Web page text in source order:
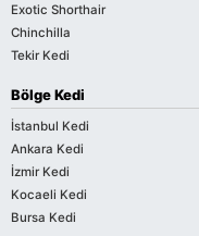
Exotic Shorthair
Chinchilla
Tekir Kedi
Bölge Kedi
İstanbul Kedi
Ankara Kedi
İzmir Kedi
Kocaeli Kedi
Bursa Kedi